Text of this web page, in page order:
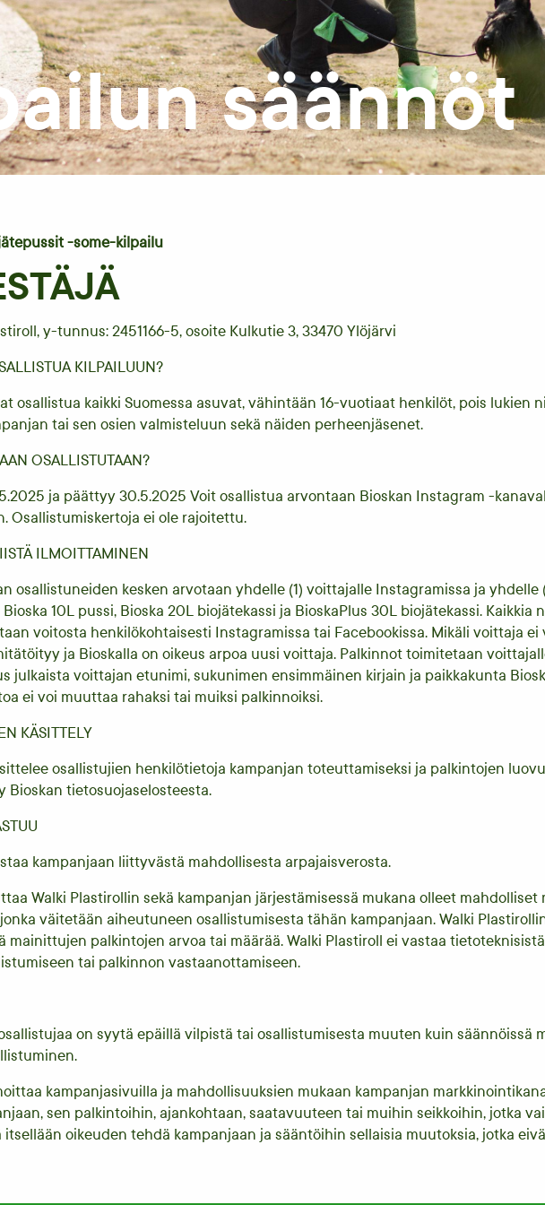
säännöt
-some-kilpailu
y-tunnus: 2451166-5, osoite Kulkutie 3, 33470 Ylöjärvi
KILPAILUUN?
osallistua kaikki Suomessa asuvat, vähintään 16-vuotiaat henkilöt, pois
tai sen osien valmisteluun sekä näiden perheenjäsenet.
OSALLISTUTAAN?
ja päättyy 30.5.2025 Voit osallistua arvontaan Bioskan Instagram -
Osallistumiskertoja ei ole rajoitettu.
ILMOITTAMINEN
osallistuneiden kesken arvotaan yhdelle (1) voittajalle Instagramissa ja yhdelle
Bioska 10L pussi, Bioska 20L biojätekassi ja BioskaPlus 30L biojätekassi.
voitosta henkilökohtaisesti Instagramissa tai Facebookissa. Mikäli voittaja
ja Bioskalla on oikeus arpoa uusi voittaja. Palkinnot toimitetaan
julkaista voittajan etunimi, sukunimen ensimmäinen kirjain ja paikkakunta
ei voi muuttaa rahaksi tai muiksi palkinnoiksi.
KÄSITTELY
osallistujien henkilötietoja kampanjan toteuttamiseksi ja palkintojen
Bioskan tietosuojaselosteesta.
kampanjaan liittyvästä mahdollisesta arpajaisverosta.
Walki Plastirollin sekä kampanjan järjestämisessä mukana olleet
väitetään aiheutuneen osallistumisesta tähän kampanjaan. Walki
mainittujen palkintojen arvoa tai määrää. Walki Plastiroll ei vastaa
tai palkinnon vastaanottamiseen.
on syytä epäillä vilpistä tai osallistumisesta muuten kuin säännöissä
kampanjasivuilla ja mahdollisuuksien mukaan kampanjan
sen palkintoihin, ajankohtaan, saatavuuteen tai muihin seikkoihin, jotka
itsellään oikeuden tehdä kampanjaan ja sääntöihin sellaisia muutoksia, jotka